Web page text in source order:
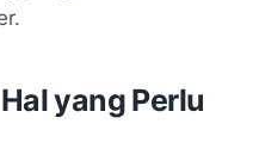
yang Perlu